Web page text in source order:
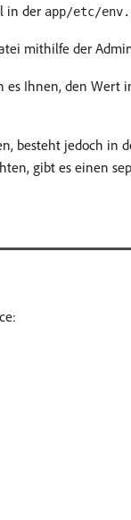
in der app/etc/
mithilfe der
Ihnen, den
besteht jedoch
gibt es einen